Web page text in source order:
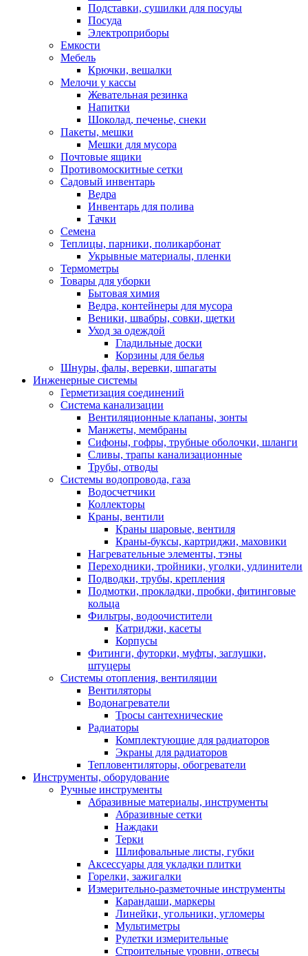
Подставки, сушилки для посуды
Посуда
Электроприборы
Емкости
Мебель
Крючки, вешалки
Мелочи у кассы
Жевательная резинка
Напитки
Шоколад, печенье, снеки
Пакеты, мешки
Мешки для мусора
Почтовые ящики
Противомоскитные сетки
Садовый инвентарь
Ведра
Инвентарь для полива
Тачки
Семена
Теплицы, парники, поликарбонат
Укрывные материалы, пленки
Термометры
Товары для уборки
Бытовая химия
Ведра, контейнеры для мусора
Веники, швабры, совки, щетки
Уход за одеждой
Гладильные доски
Корзины для белья
Шнуры, фалы, веревки, шпагаты
Инженерные системы
Герметизация соединений
Система канализации
Вентиляционные клапаны, зонты
Манжеты, мембраны
Сифоны, гофры, трубные оболочки, шланги
Сливы, трапы канализационные
Трубы, отводы
Системы водопровода, газа
Водосчетчики
Коллекторы
Краны, вентили
Краны шаровые, вентиля
Краны-буксы, картриджи, маховики
Нагревательные элементы, тэны
Переходники, тройники, уголки, удлинители
Подводки, трубы, крепления
Подмотки, прокладки, пробки, фитинговые
кольца
Фильтры, водоочистители
Катриджи, касеты
Корпусы
Фитинги, футорки, муфты, заглушки,
штуцеры
Системы отопления, вентиляции
Вентиляторы
Водонагреватели
Тросы сантехнические
Радиаторы
Комплектующие для радиаторов
Экраны для радиаторов
Тепловентиляторы, обогреватели
Инструменты, оборудование
Ручные инструменты
Абразивные материалы, инструменты
Абразивные сетки
Наждаки
Терки
Шлифовальные листы, губки
Аксессуары для укладки плитки
Горелки, зажигалки
Измерительно-разметочные инструменты
Карандаши, маркеры
Линейки, угольники, угломеры
Мультиметры
Рулетки измерительные
Строительные уровни, отвесы